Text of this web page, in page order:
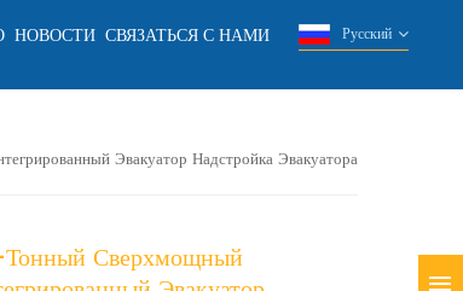
НОВОСТИ СВЯЗАТЬСЯ С НАМИ Русский
Эвакуатор Надстройка Эвакуатора
Сверхмощный